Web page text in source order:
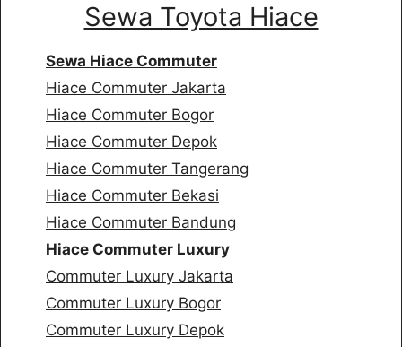
Sewa Toyota Hiace
Sewa Hiace Commuter
Hiace Commuter Jakarta
Hiace Commuter Bogor
Hiace Commuter Depok
Hiace Commuter Tangerang
Hiace Commuter Bekasi
Hiace Commuter Bandung
Hiace Commuter Luxury
Commuter Luxury Jakarta
Commuter Luxury Bogor
Commuter Luxury Depok